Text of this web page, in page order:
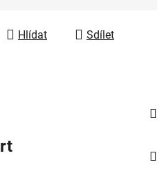
Hlídat Sdílet